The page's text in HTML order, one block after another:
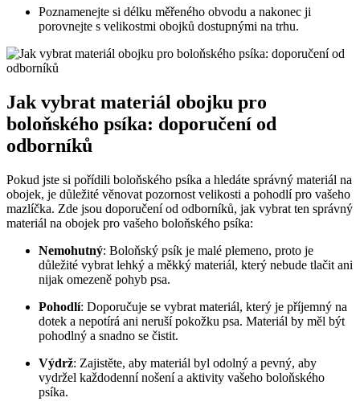
Poznamenejte si délku měřeného obvodu a nakonec ji
porovnejte s velikostmi obojků dostupnými na trhu.
Jak vybrat materiál obojku pro
boloňského psíka: doporučení od
odborníků
Pokud jste si pořídili boloňského psíka a hledáte správný materiál na
obojek, je důležité věnovat pozornost velikosti a pohodlí pro vašeho
mazlíčka. Zde jsou doporučení od odborníků, jak vybrat ten správný
materiál na obojek pro vašeho boloňského psíka:
Nemohutný: Boloňský psík je malé plemeno, proto je
důležité vybrat lehký a měkký materiál, který nebude tlačit ani
nijak omezeně pohyb psa.
Pohodlí: Doporučuje se vybrat materiál, který je příjemný na
dotek a nepotírá ani neruší pokožku psa. Materiál by měl být
pohodlný a snadno se čistit.
Výdrž: Zajistěte, aby materiál byl odolný a pevný, aby
vydržel každodenní nošení a aktivity vašeho boloňského
psíka.